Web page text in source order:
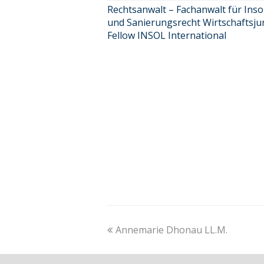
Rechtsanwalt – Fachanwalt für
und Sanierungsrecht
Fellow INSOL International
previous
Annemarie Dhonau LL.M.